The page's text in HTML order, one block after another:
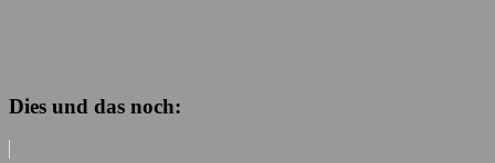
Dies und das noch: